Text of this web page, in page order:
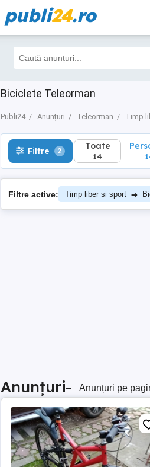
publi24.ro
Biciclete Teleorman
Publi24 Anunțuri Teleorman Timp
Filtre 2 Toate
14
Filtre 2 Toate
14
Filtre active: Timp liber si sport →
Anunțuri– Anunțuri pe